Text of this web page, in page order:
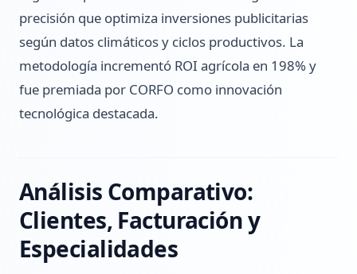
precisión que optimiza inversiones publicitarias
según datos climáticos y ciclos productivos. La
metodología incrementó ROI agrícola en 198% y
fue premiada por CORFO como innovación
tecnológica destacada.
Análisis Comparativo:
Clientes, Facturación y
Especialidades